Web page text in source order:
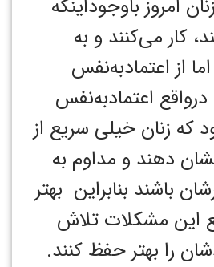
امروز باوجوداینکه
کار می‌کنند و به
از اعتمادبه‌نفس
درواقع اعتمادبه‌نفس
که زنان خیلی سریع از
دهند و مداوم به
باشند بنابراین بهتر
این مشکلات تلاش
را بهتر حفظ کنند.